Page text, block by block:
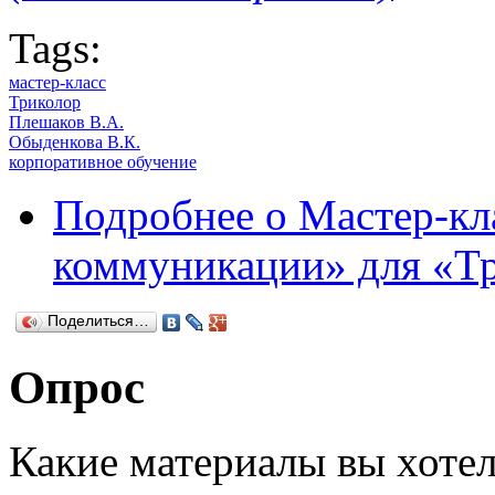
Tags:
мастер-класс
Триколор
Плешаков В.А.
Обыденкова В.К.
корпоративное обучение
Подробнее о Мастер-
коммуникации» для
Поделиться…
Опрос
Какие материалы вы